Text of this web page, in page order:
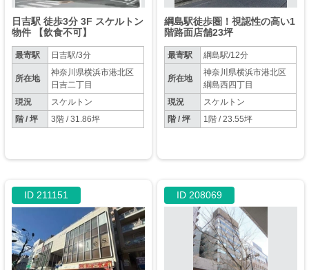
日吉駅 徒歩3分 3F スケルトン
物件 【飲食不可】
最寄駅 日吉駅/3分
所在地
神奈川県横浜市港北区
日吉二丁目
現況
スケルトン
階 / 坪
3階 / 31.86坪
綱島駅徒歩圏！視認性の高い1
階路面店舗23坪
最寄駅 綱島駅/12分
所在地
神奈川県横浜市港北区
綱島西四丁目
現況
スケルトン
階 / 坪
1階 / 23.55坪
ID 211151 ID 208069